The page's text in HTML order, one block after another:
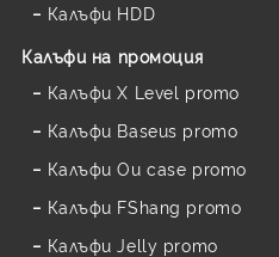
Калъфи HDD
Калъфи на промоция
Калъфи X Level promo
Калъфи Baseus promo
Калъфи Ou case promo
Калъфи FShang promo
Калъфи Jelly promo